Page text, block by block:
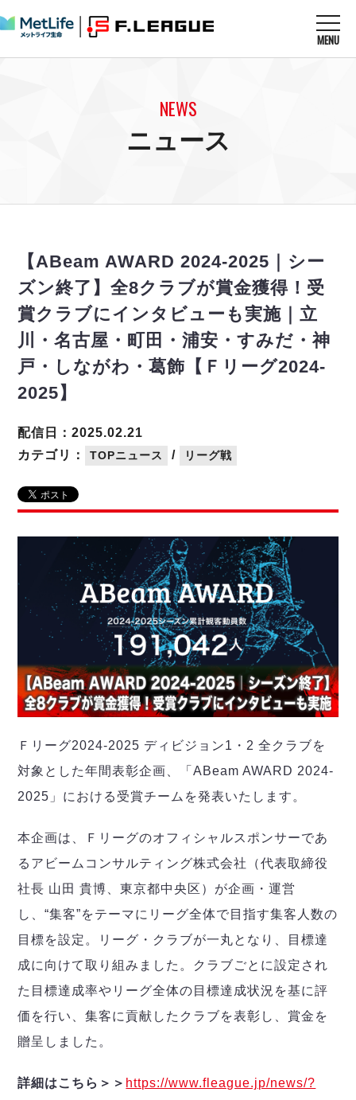
MENU
U-23選抜
メディア情報
フットサル日本代表
その他
戦績表
警告・退場・出場停止選手
個人ランキング｜ゴール
個人ランキング｜シュート
個人ランキング｜シュート成功率
個人ランキング｜第2PK
メットライフ生命Ｆ２リーグ
試合日程
戦績表
警告・退場・出場停止選手
個人ランキング｜ゴール
個人ランキング｜シュート
個人ランキング｜シュート成功率
個人ランキング｜第2PK
メットライフ生命Ｆリーグカップ 2026
試合日程・結果
大会概要
チケット情報
過去の記録
エスポラーダ北海道
バルドラール浦安
フウガドールすみだ
しながわシティ
立川アスレティックFC
ペスカドーラ町田
湘南ベルマーレ
名古屋オーシャンズ
シュライカー大阪
ボルクバレット北九州
バサジィ大分
メットライフ生命Ｆ２リーグ
ヴォスクオーレ仙台
マルバ水戸FC
リガーレヴィア葛飾
Y．S．C．C．横浜
ヴィンセドール白山
アグレミーナ浜松
デウソン神戸
ポルセイド浜田
ミラクルスマイル新居浜
アリーナ情報 ARENA
リーグ概要 ABOUT US
リーグ概要
日本フットサルリーグについて
リーグ要項
クラブライセンス関連
アリーナ観戦マナー&ルール
過去の試合記録
ディビジョン1 試合記録
Ｆリーグカップ 試合記録
リーグ統計データ
記念ゴール
ハットトリック
担当審判員
選手の通算記録（Ｆ１）
エスポラーダ北海道
バルドラール浦安
フウガドールすみだ
立川アスレティックFC
ペスカドーラ町田
湘南ベルマーレ
ボアルース長野
シュライカー大阪
ボルクバレット北九州
バサジィ大分
選手の通算記録（Ｆ２）
ヴォスクオーレ仙台
プロジェクト
ABeam AWARD
DIVISION01
DIVISION02
FOLLOW US!
NEWS
ニュース
【ABeam AWARD 2024-2025｜シー
ズン終了】全8クラブが賞金獲得！受
賞クラブにインタビューも実施｜立
川・名古屋・町田・浦安・すみだ・神
戸・しながわ・葛飾【Ｆリーグ2024-
2025】
カテゴリ： TOPニュース / リーグ戦
配信日：2025.02.21
Ｆリーグ2024-2025 ディビジョン1・2 全クラブを
対象とした年間表彰企画、「ABeam AWARD 2024-
2025」における受賞チームを発表いたします。
本企画は、Ｆリーグのオフィシャルスポンサーであ
るアビームコンサルティング株式会社（代表取締役
社長 山田 貴博、東京都中央区）が企画・運営
し、“集客”をテーマにリーグ全体で目指す集客人数の
目標を設定。リーグ・クラブが一丸となり、目標達
成に向けて取り組みました。クラブごとに設定され
た目標達成率やリーグ全体の目標達成状況を基に評
価を行い、集客に貢献したクラブを表彰し、賞金を
贈呈しました。
詳細はこちら＞＞ https://www.fleague.jp/news/?